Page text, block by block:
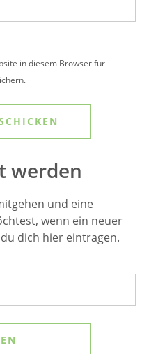
in diesem Browser für
werden
und eine
wenn ein neuer
dich hier eintragen.